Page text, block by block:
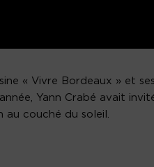
« Vivre Bordeaux » et
Yann Crabé avait
au couché du soleil.